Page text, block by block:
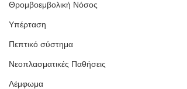
Θρομβοεμβολική Νόσος
Υπέρταση
Πεπτικό σύστημα
Νεοπλασματικές Παθήσεις
Λέμφωμα